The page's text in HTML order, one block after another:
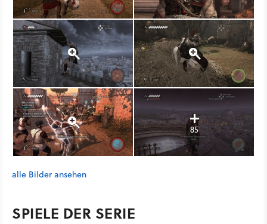
85
alle Bilder ansehen
SPIELE DER SERIE